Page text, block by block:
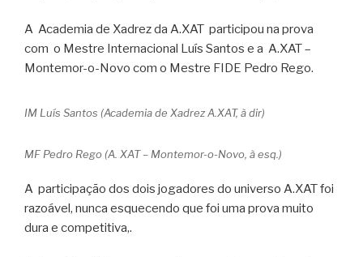
A Academia de Xadrez da A.XAT participou na prova
com o Mestre Internacional Luís Santos e a A.XAT –
Montemor-o-Novo com o Mestre FIDE Pedro Rego.
IM Luís Santos (Academia de Xadrez A.XAT, à dir)
MF Pedro Rego (A. XAT – Montemor-o-Novo, à esq.)
A participação dos dois jogadores do universo A.XAT foi
razoável, nunca esquecendo que foi uma prova muito
dura e competitiva,.